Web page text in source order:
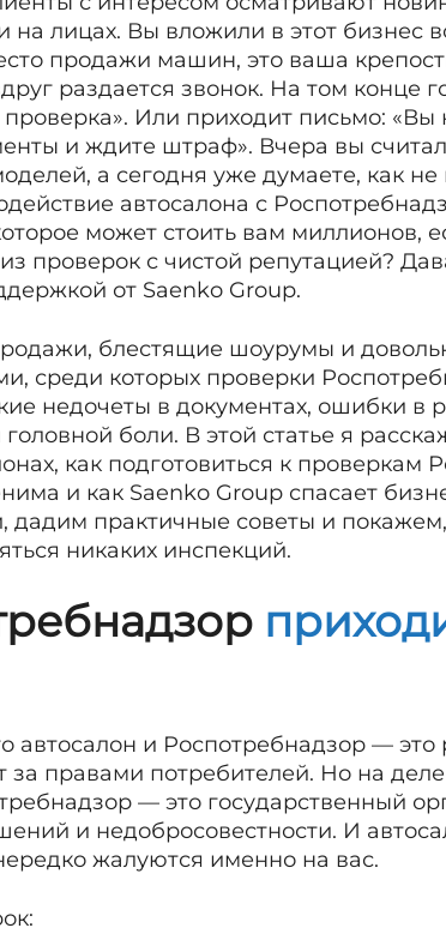
лицах. Вы вложили в этот бизнес
продажи машин, это ваша
раздается звонок. На том конце
Или приходит письмо:
и ждите штраф». Вчера вы
а сегодня уже думаете, как не
автосалона с
может стоить вам миллионов,
проверок с чистой репутацией?
от Saenko Group.
блестящие шоурумы и
среди которых проверки
недочеты в документах, ошибки в
боли. В этой статье я
как подготовиться к проверкам
и как Saenko Group спасает
дадим практичные советы и
никаких инспекций.
автосалон и Роспотребнадзор —
правами потребителей. Но на
— это государственный
и недобросовестности. И
жалуются именно на вас.